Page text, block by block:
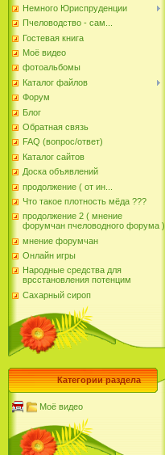
Немного Юриспруденции
Пчеловодство - сам...
Гостевая книга
Моё видео
фотоальбомы
Каталог файлов
Форум
Блог
Обратная связь
FAQ (вопрос/ответ)
Каталог сайтов
Доска объявлений
продолжение ( от ин...
Что такое плотность мёда ???
продолжение 2 ( мнение
форумчан пчеловодного форума )
мнение форумчан
Онлайн игры
Народные средства для
врсстановления потенцим
Сахарный сироп
Категории раздела
Моё видео